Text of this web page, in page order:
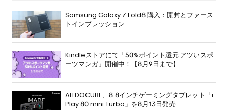
Samsung Galaxy Z Fold8 購入：開封とファース
トインプレッション
Kindleストアにて「50%ポイント還元 アツいスポ
ーツマンガ」開催中！【8月9日まで】
ALLDOCUBE、8.8インチゲーミングタブレット「i
Play 80 mini Turbo」を8月13日発売